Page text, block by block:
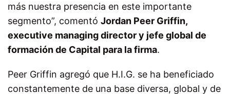
más nuestra presencia en este importante
segmento”, comentó Jordan Peer Griffin,
executive managing director y jefe global de
formación de Capital para la firma.
Peer Griffin agregó que H.I.G. se ha beneficiado
constantemente de una base diversa, global y de